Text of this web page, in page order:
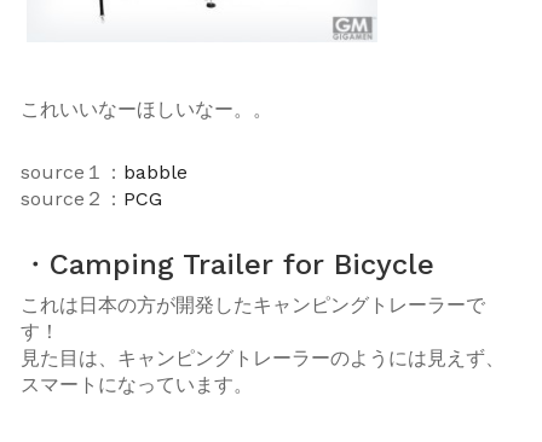
これいいなーほしいなー。。
source１： babble
source２： PCG
・Camping Trailer for Bicycle
これは日本の方が開発したキャンピングトレーラーで
す！
見た目は、キャンピングトレーラーのようには見えず、
スマートになっています。